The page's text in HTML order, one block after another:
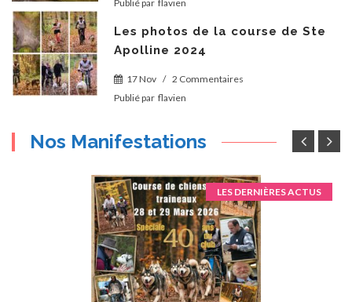
Publié par flavien
Les photos de la course de Ste
Apolline 2024
17 Nov / 2 Commentaires
Publié par flavien
Nos Manifestations
LES DERNIÈRES ACTUS